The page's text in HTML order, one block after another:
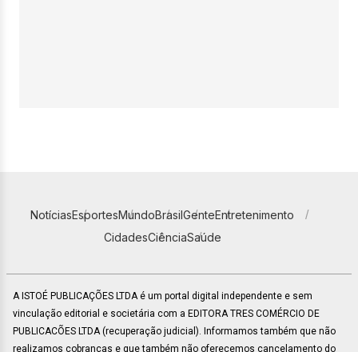
NotíciasEsportesMundoBrasilGenteEntretenimento
CidadesCiênciaSaúde
A ISTOÉ PUBLICAÇÕES LTDA é um portal digital independente e sem
vinculação editorial e societária com a EDITORA TRES COMÉRCIO DE
PUBLICACÕES LTDA (recuperação judicial). Informamos também que não
realizamos cobranças e que também não oferecemos cancelamento do